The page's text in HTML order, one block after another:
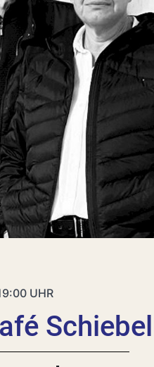
UHR
Schiebel